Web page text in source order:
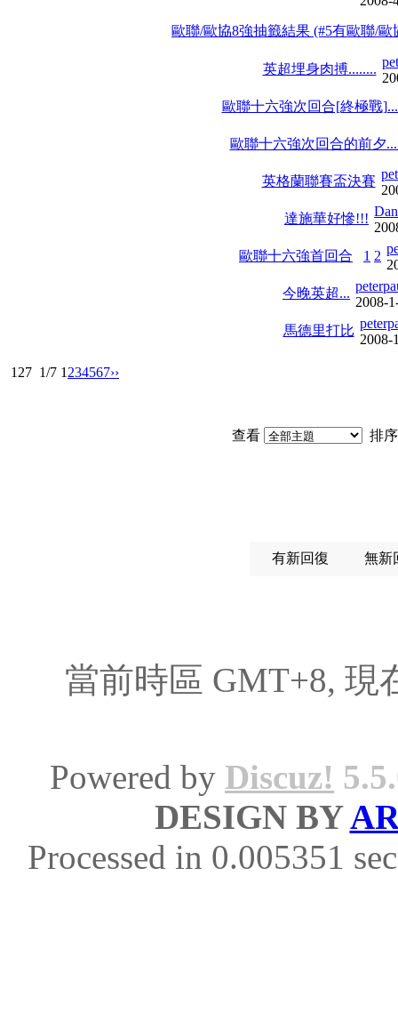
歐聯/歐協8強抽籤結果 (#5有歐聯/歐
英超埋身肉搏........
歐聯十六強次回合[終極戰
歐聯十六強次回合的前夕
英格蘭聯賽盃決賽
達施華好慘!!!
歐聯十六強首回合
1 2
今晚英超...
2008-
馬德里打比
2008-
127 1/7 1 234567››
查看 排
有新回復 無
當前時區 GMT+8, 現
Powered by Discuz!
DESIGN BY
Processed in 0.005351